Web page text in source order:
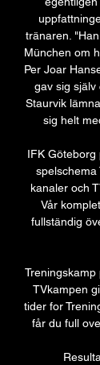
tränaren.
München om
Per Joar
gav sig själv
Staurvik
sig helt
IFK Göteborg
spelschema
kanaler och
Vår
fullständig
Treningskamp
TVkampen
tider for
får du full